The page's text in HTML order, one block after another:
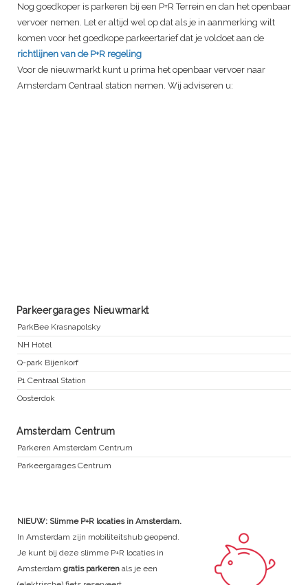
Nog goedkoper is parkeren bij een P+R Terrein en dan het openbaar
vervoer nemen. Let er altijd wel op dat als je in aanmerking wilt
komen voor het goedkope parkeertarief dat je voldoet aan de
richtlijnen van de P+R regeling
Voor de nieuwmarkt kunt u prima het openbaar vervoer naar
Amsterdam Centraal station nemen. Wij adviseren u:
Parkeergarages Nieuwmarkt
ParkBee Krasnapolsky
NH Hotel
Q-park Bijenkorf
P1 Centraal Station
Oosterdok
Amsterdam Centrum
Parkeren Amsterdam Centrum
Parkeergarages Centrum
NIEUW: Slimme P+R locaties in Amsterdam.
In Amsterdam zijn mobiliteitshub geopend.
Je kunt bij deze slimme P+R locaties in
Amsterdam gratis parkeren als je een